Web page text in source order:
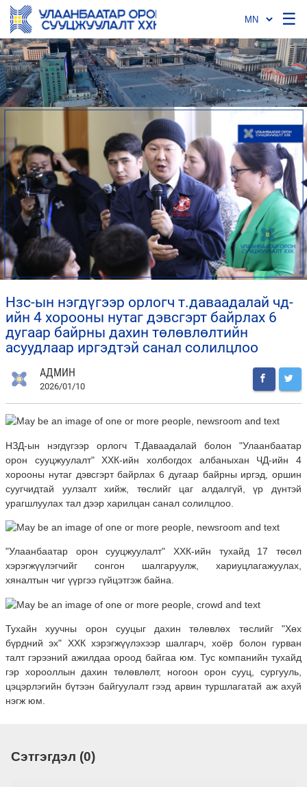
☰
нзс-ын нэгдүгээр орлогч т.даваадалай чд-
ийн 4 хорооны нутаг дэвсгэрт байрлах 6
дугаар байрны дахин төлөвлөлтийн
асуудлаар иргэдтэй санал солилцлоо
АДМИН
2026/01/10
НЗД-ын нэгдүгээр орлогч Т.Даваадалай болон "Улаанбаатар
орон сууцжуулалт" ХХК-ийн холбогдох албаныхан ЧД-ийн 4
хорооны нутаг дэвсгэрт байрлах 6 дугаар байрны иргэд, оршин
суугчидтай уулзалт хийж, төслийг цаг алдалгүй, үр дүнтэй
урагшлуулах тал дээр харилцан санал солилцлоо.
"Улаанбаатар орон сууцжуулалт" ХХК-ийн тухайд 17 төсөл
хэрэгжүүлэгчийг сонгон шалгаруулж, хариуцлагажуулах,
хяналтын чиг үүргээ гүйцэтгэж байна.
Тухайн хуучны орон сууцыг дахин төлөвлөх төслийг "Хөх
бүрдний эх" ХХК хэрэгжүүлэхээр шалгарч, хоёр болон гурван
талт гэрээний ажилдаа ороод байгаа юм. Тус компанийн тухайд
гэр хорооллын дахин төлөвлөлт, ногоон орон сууц, сургууль,
цэцэрлэгийн бүтээн байгуулалт гээд арвин туршлагатай аж ахуй
нэгж юм.
Сэтгэгдэл (0)